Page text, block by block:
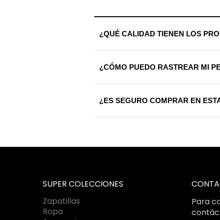
¿QUÉ CALIDAD TIENEN LOS
calidad riguroso antes de ser
¿CÓMO PUEDO RASTREAR MI
que sepas exactamente dónde se
¿ES SEGURO COMPRAR EN
SUPER COLECCIONES
Zapatillas
Ropa
Para